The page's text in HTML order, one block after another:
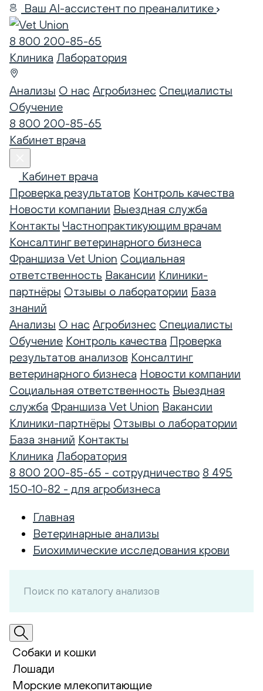
Ваш AI-ассистент по преаналитике
8 800 200-85-65
Клиника Лаборатория
Анализы О нас Агробизнес Специалисты
Обучение
8 800 200-85-65
Кабинет врача
Кабинет врача
Проверка результатов Контроль качества
Новости компании Выездная служба
Контакты Частнопрактикующим врачам
Консалтинг ветеринарного бизнеса
Франшиза Vet Union Социальная
ответственность Вакансии Клиники-
партнёры Отзывы о лаборатории База
знаний
Анализы О нас Агробизнес Специалисты
Обучение Контроль качества Проверка
результатов анализов Консалтинг
ветеринарного бизнеса Новости компании
Социальная ответственность Выездная
служба Франшиза Vet Union Вакансии
Клиники-партнёры Отзывы о лаборатории
База знаний Контакты
Клиника Лаборатория
8 800 200-85-65 - сотрудничество 8 495
150-10-82 - для агробизнеса
Главная
Ветеринарные анализы
Биохимические исследования крови
Собаки и кошки
Лошади
Морские млекопитающие